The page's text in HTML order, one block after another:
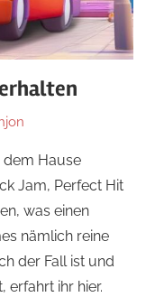
Arcade-
Spiele,
Arcade-
Spiele,
Arcade-
Spiele
dem Hause
Jam, Perfect Hit
was einen
nämlich reine
der Fall ist und
erfahrt ihr hier.